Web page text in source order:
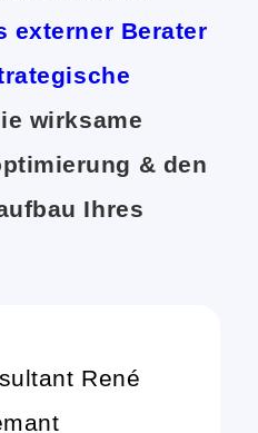
externer Berater
wirksame
& den
Ihres